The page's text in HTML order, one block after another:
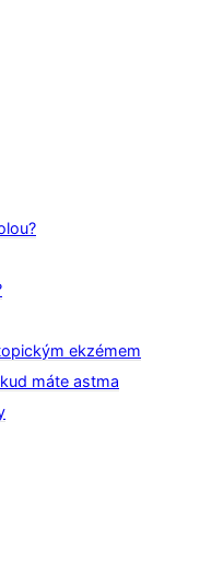
ekzémem
máte astma